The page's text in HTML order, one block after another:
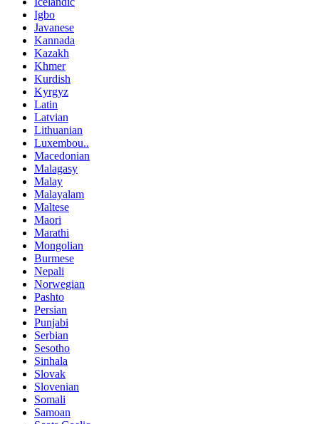
Igbo
Javanese
Kannada
Kazakh
Khmer
Kurdish
Kyrgyz
Latin
Latvian
Lithuanian
Luxembou..
Macedonian
Malagasy
Malay
Malayalam
Maltese
Maori
Marathi
Mongolian
Burmese
Nepali
Norwegian
Pashto
Persian
Punjabi
Serbian
Sesotho
Sinhala
Slovak
Slovenian
Somali
Samoan